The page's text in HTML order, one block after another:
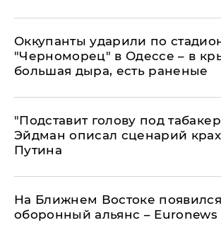
Оккупанты ударили по
"Черноморец" в Одессе – в
большая дыра, есть раненые
​"Подставит голову под
Эйдман описал сценарий
Путина
На Ближнем Востоке
оборонный альянс – Euronews